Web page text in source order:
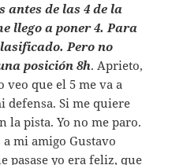
antes de las 4 de la
llego a poner 4. Para
Pero no
posición 8h. Aprieto,
que el 5 me va a
defensa. Si me quiere
la pista. Yo no me paro.
mi amigo Gustavo
pasase yo era feliz, que